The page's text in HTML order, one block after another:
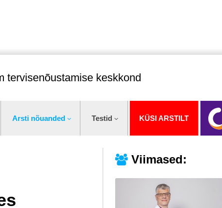
tervisenõustamise keskkond
Arsti nõuanded Testid KÜSI ARSTILT
Viimased: